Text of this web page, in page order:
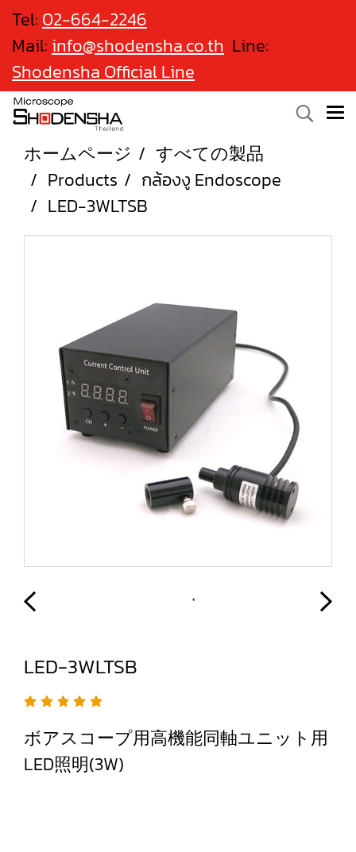
Tel: 02-664-2246
Mail: info@shodensha.co.th Line:
Shodensha Official Line
ホームページ
すべての製品
Products
กล้องงู Endoscope
LED-3WLTSB
LED-3WLTSB
ボアスコープ用高機能同軸ユニット用
LED照明(3W)